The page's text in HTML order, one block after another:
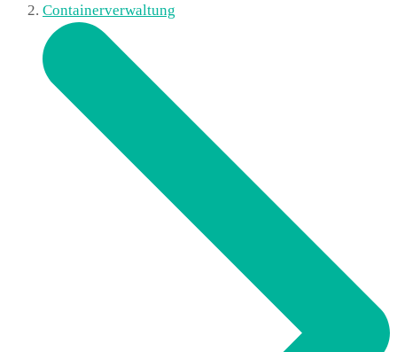
Containerverwaltung